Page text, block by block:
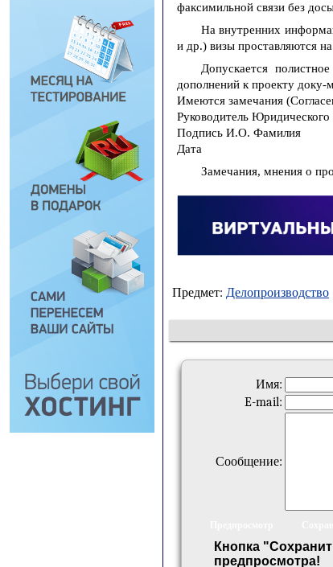
факсимильной связи без
На внутренних
и др.) визы проставляются
Допускается
дополнений к проекту доку-
Имеются замечания
Руководитель Юридического
Подпись И.О. Фамилия
Дата
Замечания, мнения о
Предмет: Делопроизводство
Имя:
E-mail:
Сообщение:
Кнопка
предпросмотра!